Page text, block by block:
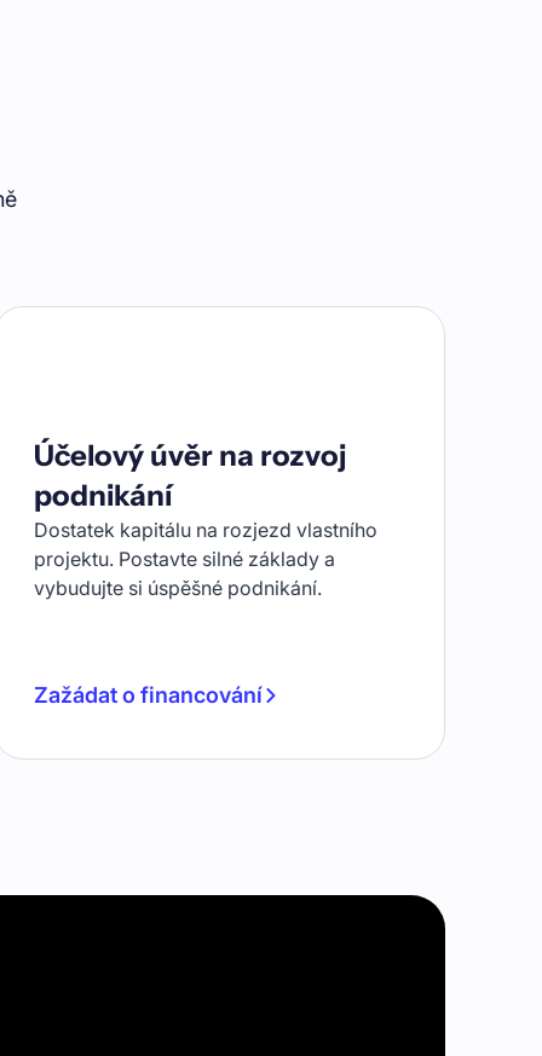
Účelový úvěr na rozvoj
podnikání
Dostatek kapitálu na rozjezd vlastního
projektu. Postavte silné základy a
vybudujte si úspěšné podnikání.
Zažádat o financování